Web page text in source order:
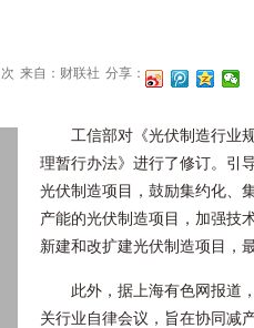
次 来自：财联社 分享：
工信部对《光伏制造行业
理暂行办法》进行了修订。引
光伏制造项目，鼓励集约化、
产能的光伏制造项目，加强技
新建和改扩建光伏制造项目，
此外，据上海有色网报道
关行业自律会议，旨在协同减